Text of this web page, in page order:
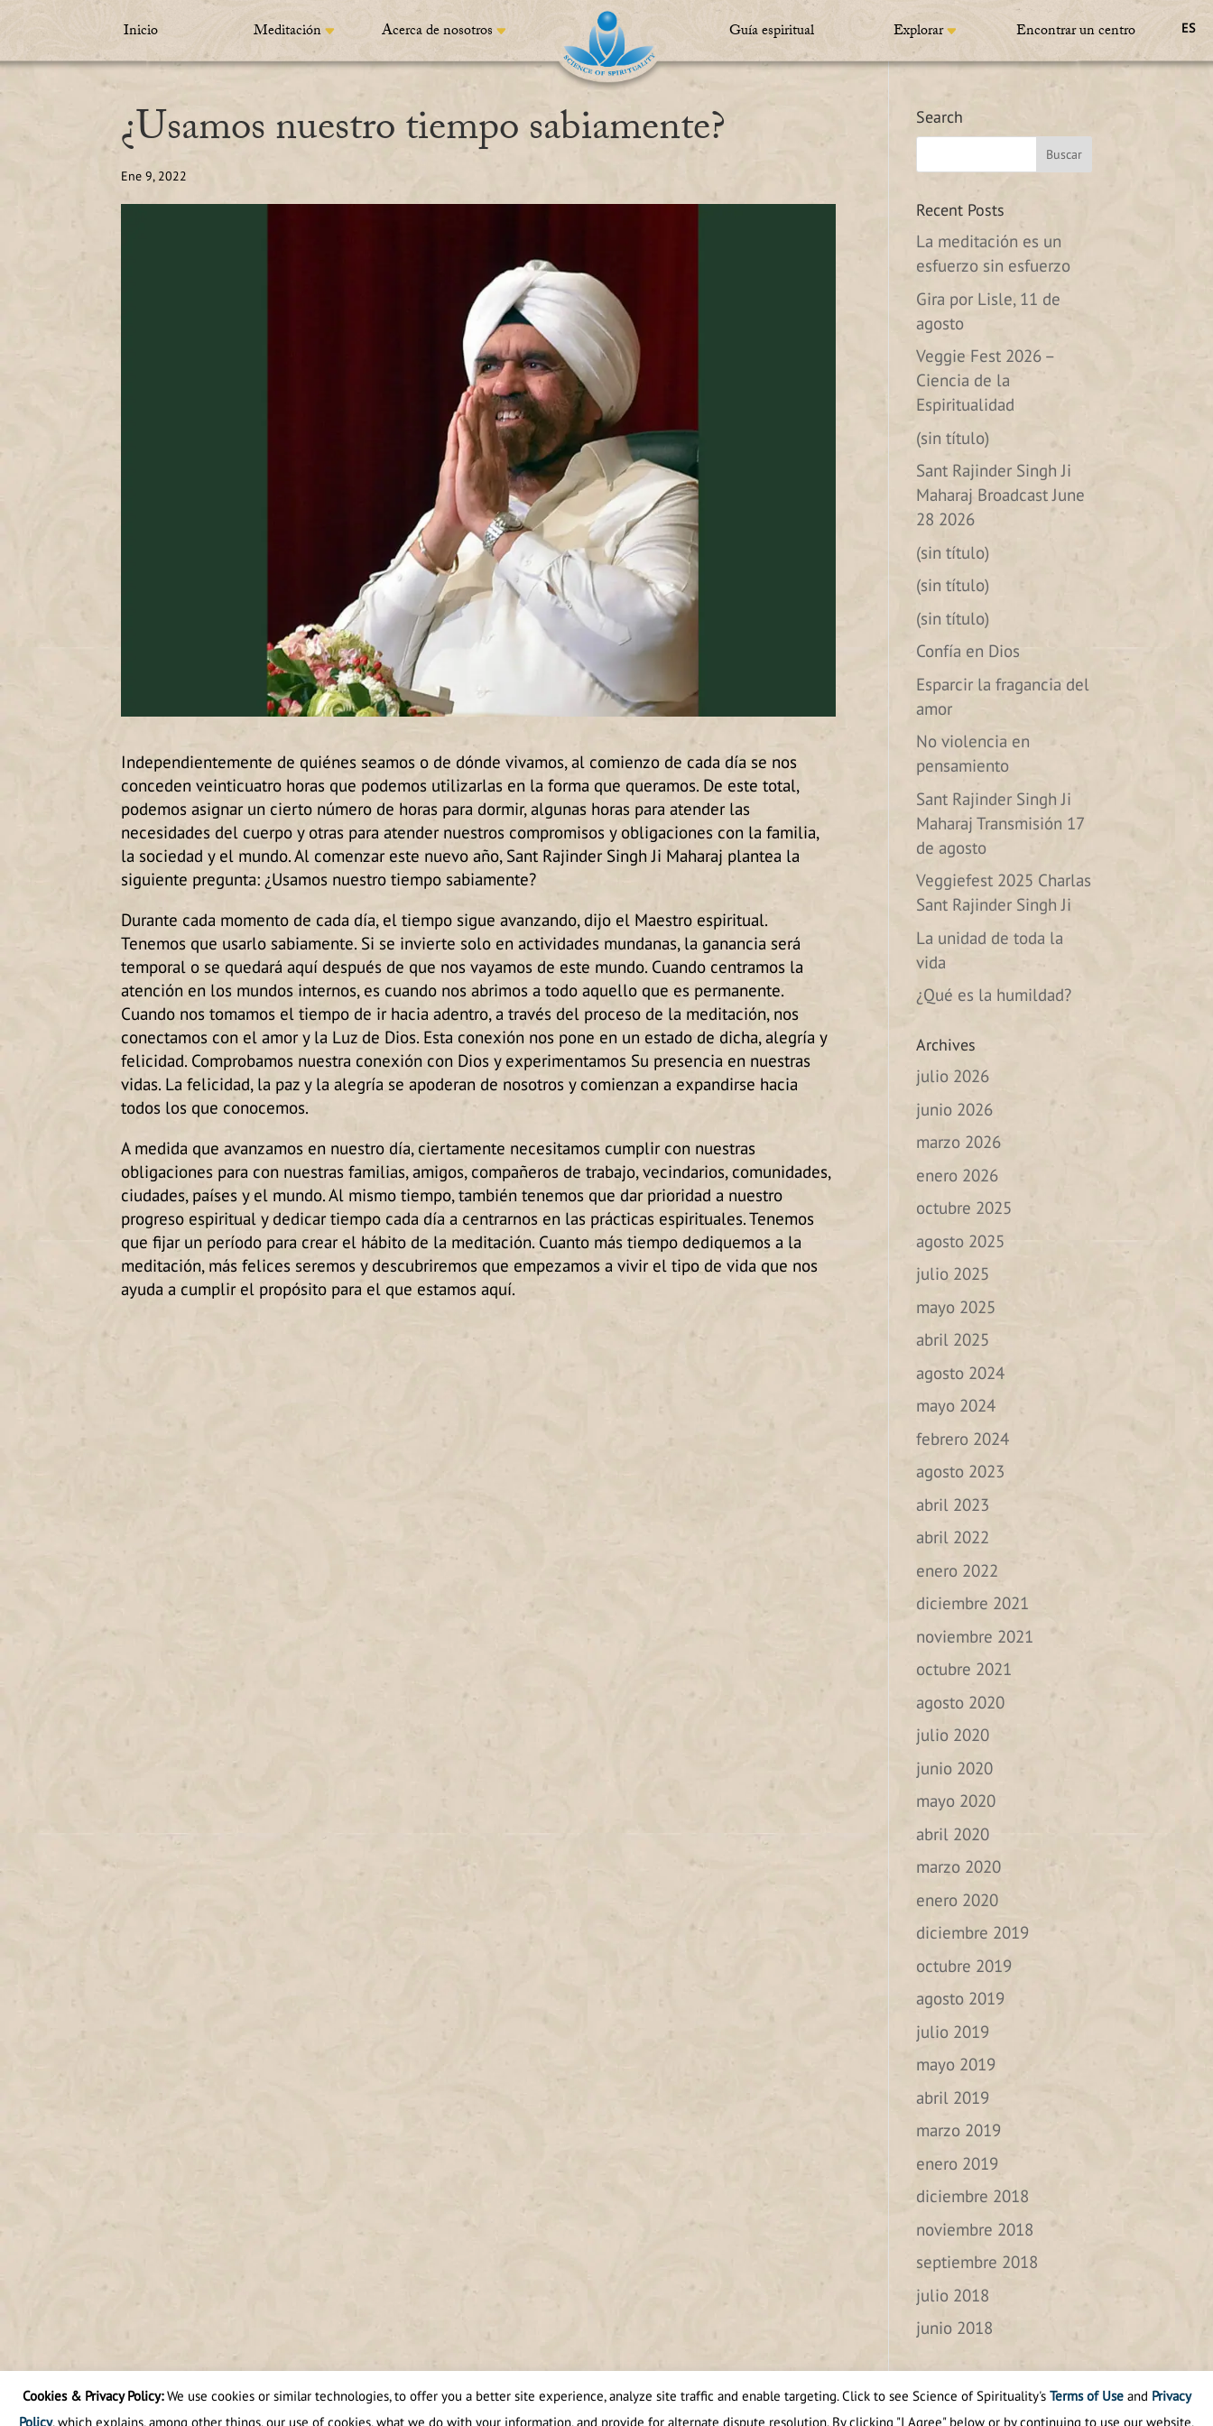
Inicio Meditación Acerca de nosotros Guía espiritual Explorar Encontrar un centro ES
¿Usamos nuestro tiempo sabiamente?
Ene 9, 2022
Independientemente de quiénes seamos o de dónde vivamos, al comienzo de cada día se nos
conceden veinticuatro horas que podemos utilizarlas en la forma que queramos. De este total,
podemos asignar un cierto número de horas para dormir, algunas horas para atender las
necesidades del cuerpo y otras para atender nuestros compromisos y obligaciones con la familia,
la sociedad y el mundo. Al comenzar este nuevo año, Sant Rajinder Singh Ji Maharaj plantea la
siguiente pregunta: ¿Usamos nuestro tiempo sabiamente?
Durante cada momento de cada día, el tiempo sigue avanzando, dijo el Maestro espiritual.
Tenemos que usarlo sabiamente. Si se invierte solo en actividades mundanas, la ganancia será
temporal o se quedará aquí después de que nos vayamos de este mundo. Cuando centramos la
atención en los mundos internos, es cuando nos abrimos a todo aquello que es permanente.
Cuando nos tomamos el tiempo de ir hacia adentro, a través del proceso de la meditación, nos
conectamos con el amor y la Luz de Dios. Esta conexión nos pone en un estado de dicha, alegría y
felicidad. Comprobamos nuestra conexión con Dios y experimentamos Su presencia en nuestras
vidas. La felicidad, la paz y la alegría se apoderan de nosotros y comienzan a expandirse hacia
todos los que conocemos.
A medida que avanzamos en nuestro día, ciertamente necesitamos cumplir con nuestras
obligaciones para con nuestras familias, amigos, compañeros de trabajo, vecindarios, comunidades,
ciudades, países y el mundo. Al mismo tiempo, también tenemos que dar prioridad a nuestro
progreso espiritual y dedicar tiempo cada día a centrarnos en las prácticas espirituales. Tenemos
que fijar un período para crear el hábito de la meditación. Cuanto más tiempo dediquemos a la
meditación, más felices seremos y descubriremos que empezamos a vivir el tipo de vida que nos
ayuda a cumplir el propósito para el que estamos aquí.
Search
Recent Posts
La meditación es un
esfuerzo sin esfuerzo
Gira por Lisle, 11 de
agosto
Veggie Fest 2026 –
Ciencia de la
Espiritualidad
(sin título)
Sant Rajinder Singh Ji
Maharaj Broadcast June
28 2026
(sin título)
(sin título)
(sin título)
Confía en Dios
Esparcir la fragancia del
amor
No violencia en
pensamiento
Sant Rajinder Singh Ji
Maharaj Transmisión 17
de agosto
Veggiefest 2025 Charlas
Sant Rajinder Singh Ji
La unidad de toda la
vida
¿Qué es la humildad?
Archives
julio 2026
junio 2026
marzo 2026
enero 2026
octubre 2025
agosto 2025
julio 2025
mayo 2025
abril 2025
agosto 2024
mayo 2024
febrero 2024
agosto 2023
abril 2023
abril 2022
enero 2022
diciembre 2021
noviembre 2021
octubre 2021
agosto 2020
julio 2020
junio 2020
mayo 2020
abril 2020
marzo 2020
enero 2020
diciembre 2019
octubre 2019
agosto 2019
julio 2019
mayo 2019
abril 2019
marzo 2019
enero 2019
diciembre 2018
noviembre 2018
septiembre 2018
julio 2018
junio 2018
Categories
Categories
Cookies & Privacy Policy:We use cookies or similar technologies, to offer you a better site experience, analyze site traffic and enable targeting. Click to see Science of Spirituality's Terms of Useand Privacy
Policy, which explains, among other things, our use of cookies, what we do with your information, and provide for alternate dispute resolution. By clicking "I Agree" below or by continuing to use our website,